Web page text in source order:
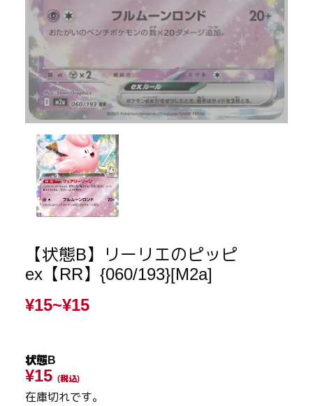
【状態B】リーリエのピッピ
ex【RR】{060/193}[M2a]
¥15~¥15
状態B
¥15 (税込)
在庫切れです。